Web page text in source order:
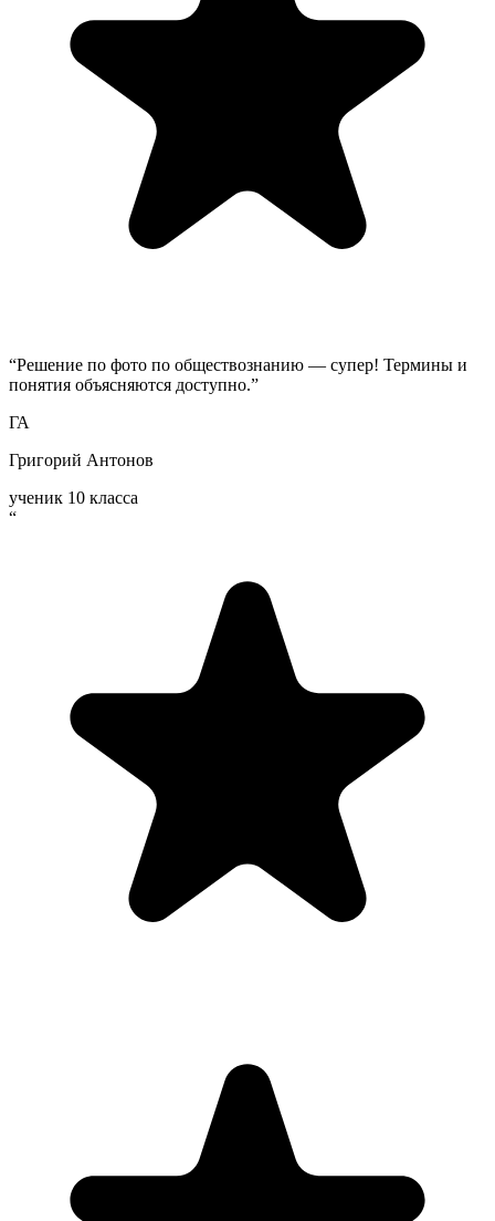
“Решение по фото по обществознанию — супер! Термины и
понятия объясняются доступно.”
ГА
Григорий Антонов
ученик 10 класса
“